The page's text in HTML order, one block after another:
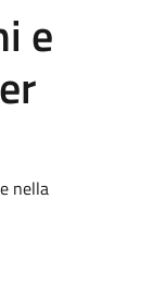
e
nella